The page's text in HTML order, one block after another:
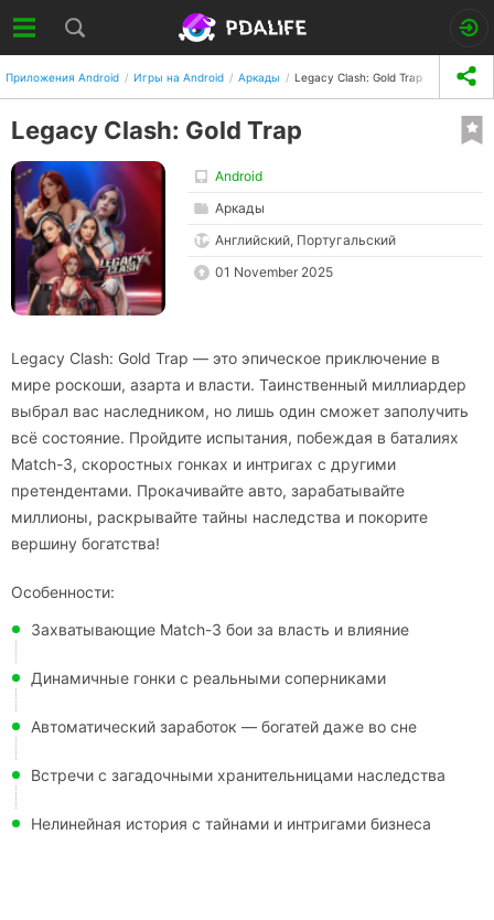
Приложения Android Игры на Android Аркады Legacy Clash: Gold Trap
Legacy Clash: Gold Trap
Android
Аркады
Английский, Португальский
01 November 2025
Legacy Clash: Gold Trap — это эпическое приключение в
мире роскоши, азарта и власти. Таинственный миллиардер
выбрал вас наследником, но лишь один сможет заполучить
всё состояние. Пройдите испытания, побеждая в баталиях
Match-3, скоростных гонках и интригах с другими
претендентами. Прокачивайте авто, зарабатывайте
миллионы, раскрывайте тайны наследства и покорите
вершину богатства!
Особенности:
Захватывающие Match-3 бои за власть и влияние
Динамичные гонки с реальными соперниками
Автоматический заработок — богатей даже во сне
Встречи с загадочными хранительницами наследства
Нелинейная история с тайнами и интригами бизнеса